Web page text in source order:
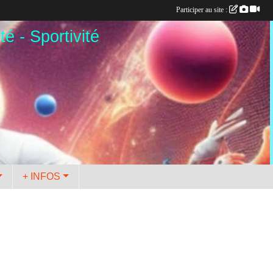
- Sportivité
+ INFOS
Participer au site :